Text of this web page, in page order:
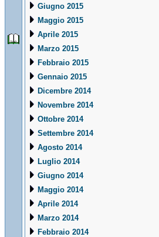
Giugno 2015
Maggio 2015
Aprile 2015
Marzo 2015
Febbraio 2015
Gennaio 2015
Dicembre 2014
Novembre 2014
Ottobre 2014
Settembre 2014
Agosto 2014
Luglio 2014
Giugno 2014
Maggio 2014
Aprile 2014
Marzo 2014
Febbraio 2014